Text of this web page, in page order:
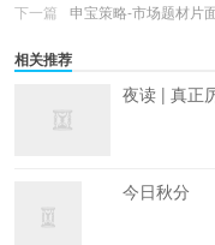
下一篇
申宝策略-市场题材片
相关推荐
夜读 | 真正
今日秋分